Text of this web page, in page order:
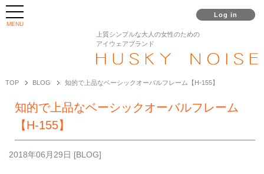
Log in
MENU
上質シンプルな大人の女性のための
アイウェアブランド
TOP BLOG 知的で上品なベーシックオーバルフレーム【H-155】
知的で上品なベーシックオーバルフレーム
【H-155】
2018年06月29日 [BLOG]